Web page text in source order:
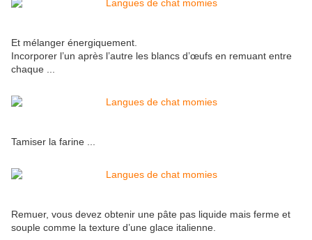
Et mélanger énergiquement.
Incorporer l’un après l’autre les blancs d’œufs en remuant entre
chaque ...
Tamiser la farine ...
Remuer, vous devez obtenir une pâte pas liquide mais ferme et
souple comme la texture d’une glace italienne.